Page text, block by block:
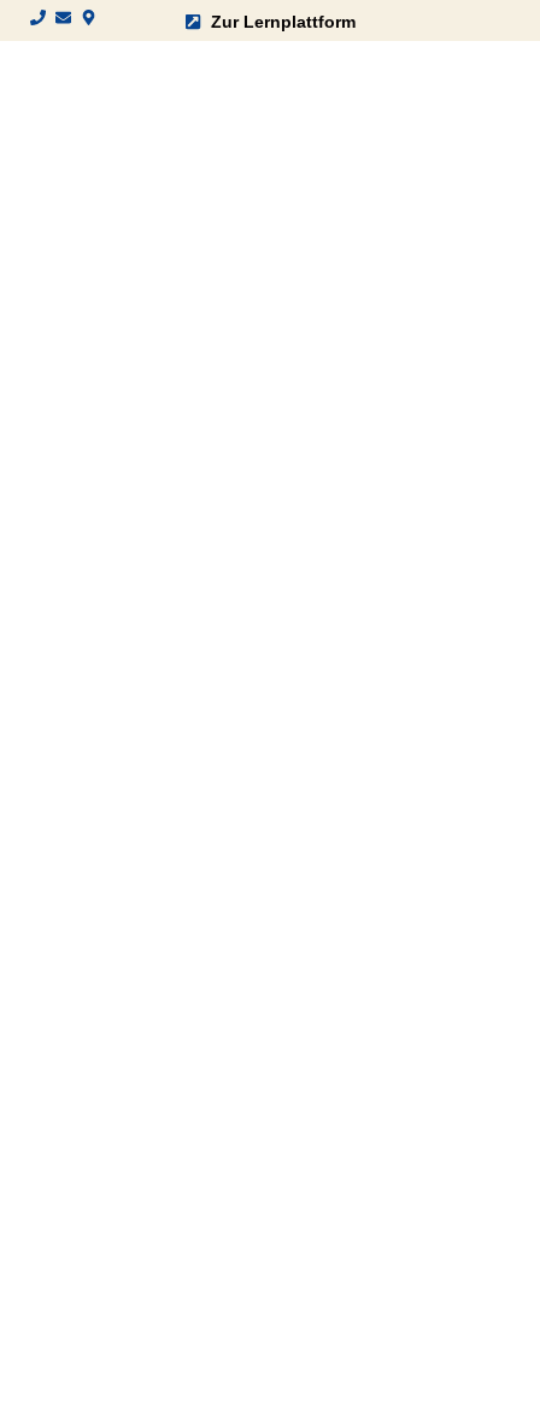
Zur Lernplattform